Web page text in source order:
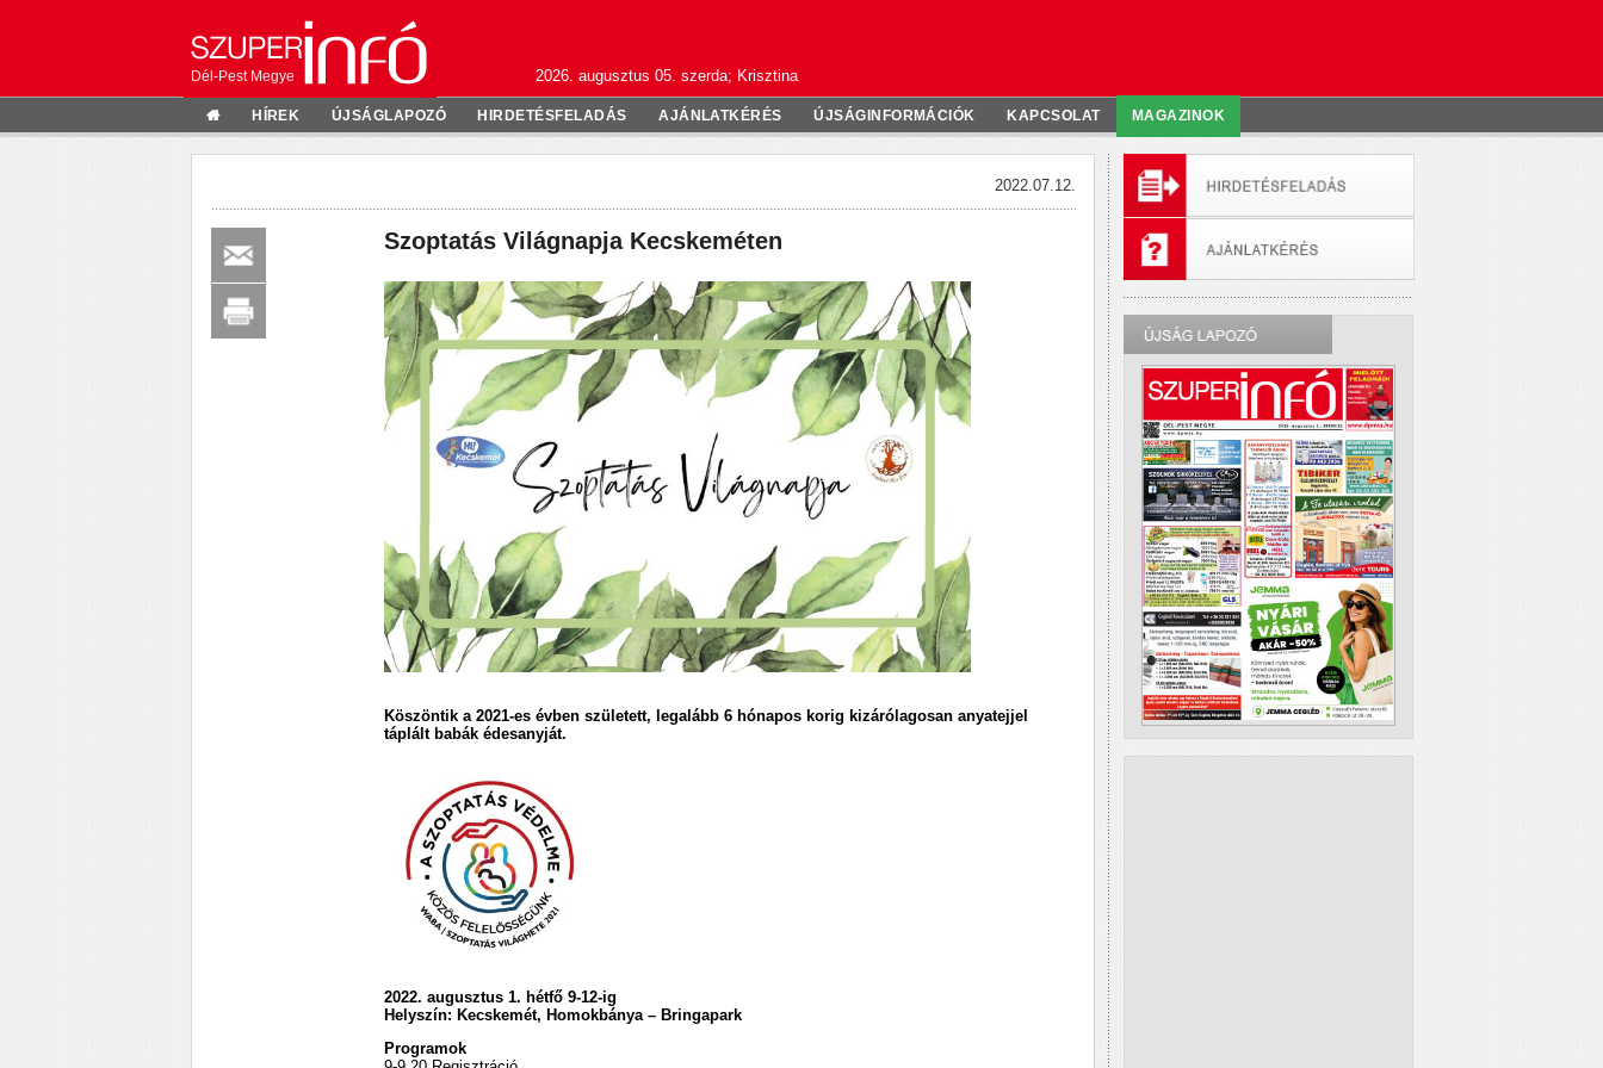
Dél-Pest Megye 2026. augusztus 05. szerda; Krisztina
HÍREK ÚJSÁGLAPOZÓ HIRDETÉSFELADÁS AJÁNLATKÉRÉS ÚJSÁGINFORMÁCIÓK KAPCSOLAT MAGAZINOK
2022.07.12.
Szoptatás Világnapja Kecskeméten
Köszöntik a 2021-es évben született, legalább 6 hónapos korig kizárólagosan anyatejjel
táplált babák édesanyját.
2022. augusztus 1. hétfő 9-12-ig
Helyszín: Kecskemét, Homokbánya – Bringapark
Programok